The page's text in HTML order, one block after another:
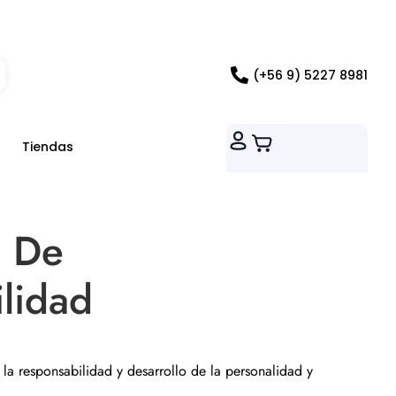
(+56 9) 5227 8981
Tiendas
De
responsabilidad y desarrollo de la personalidad y